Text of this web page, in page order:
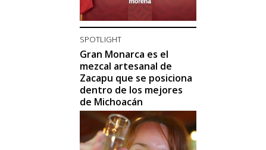
SPOTLIGHT
Gran Monarca es el
mezcal artesanal de
Zacapu que se posiciona
dentro de los mejores
de Michoacán